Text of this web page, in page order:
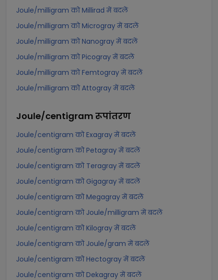
Joule/milligram को Millirad में बदलें
Joule/milligram को Microgray में बदलें
Joule/milligram को Nanogray में बदलें
Joule/milligram को Picogray में बदलें
Joule/milligram को Femtogray में बदलें
Joule/milligram को Attogray में बदलें
Joule/centigram रूपांतरण
Joule/centigram को Exagray में बदलें
Joule/centigram को Petagray में बदलें
Joule/centigram को Teragray में बदलें
Joule/centigram को Gigagray में बदलें
Joule/centigram को Megagray में बदलें
Joule/centigram को Joule/milligram में बदलें
Joule/centigram को Kilogray में बदलें
Joule/centigram को Joule/gram में बदलें
Joule/centigram को Hectogray में बदलें
Joule/centigram को Dekagray में बदलें